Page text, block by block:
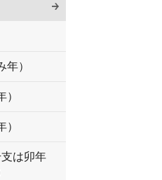
）
は卯年